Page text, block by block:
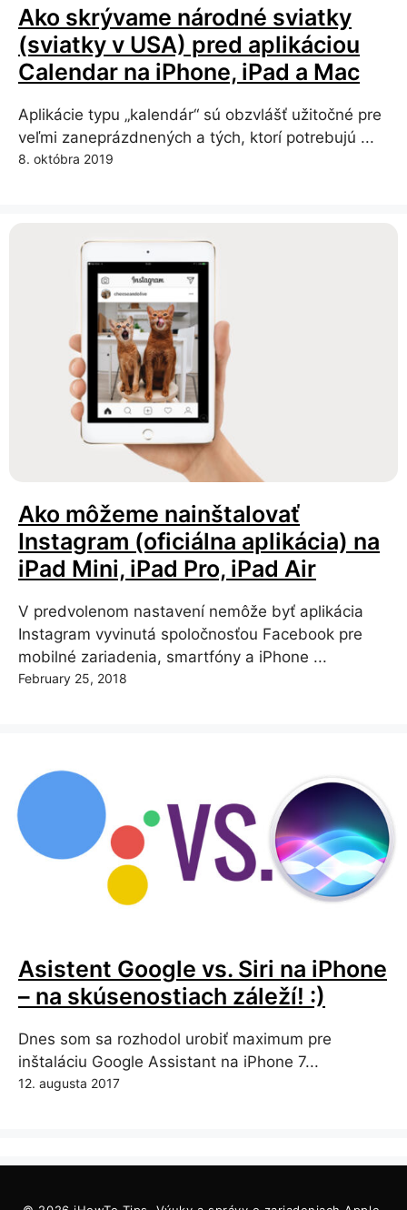
Ako skrývame národné sviatky
(sviatky v USA) pred aplikáciou
Calendar na iPhone, iPad a Mac
Aplikácie typu „kalendár“ sú obzvlášť užitočné pre
veľmi zaneprázdnených a tých, ktorí potrebujú ...
8. októbra 2019
Ako môžeme nainštalovať
Instagram (oficiálna aplikácia) na
iPad Mini, iPad Pro, iPad Air
V predvolenom nastavení nemôže byť aplikácia
Instagram vyvinutá spoločnosťou Facebook pre
mobilné zariadenia, smartfóny a iPhone ...
February 25, 2018
Asistent Google vs. Siri na iPhone
– na skúsenostiach záleží! :)
Dnes som sa rozhodol urobiť maximum pre
inštaláciu Google Assistant na iPhone 7...
12. augusta 2017